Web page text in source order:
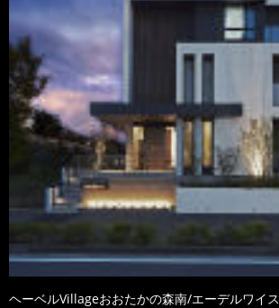
ヘーベルVillageおおたかの森南/エーデルワイス